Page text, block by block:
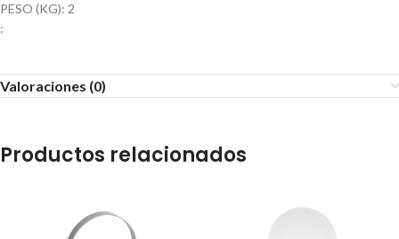
PESO (KG): 2
:
Valoraciones (0)
Productos relacionados